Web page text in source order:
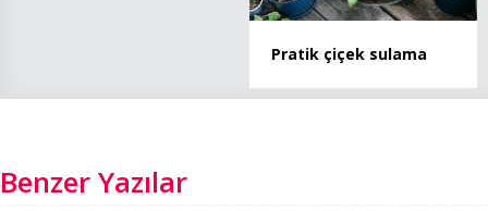
Pratik çiçek sulama
Benzer Yazılar